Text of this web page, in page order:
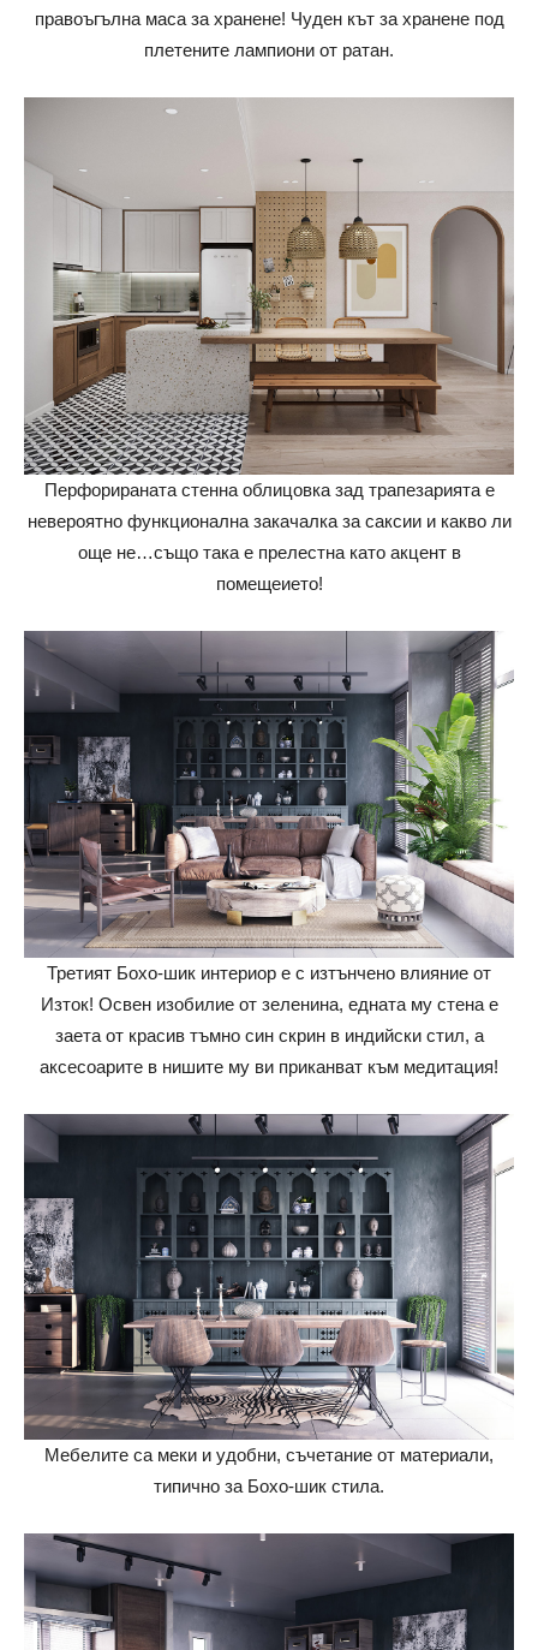
правоъгълна маса за хранене! Чуден кът за хранене под
плетените лампиони от ратан.
Перфорираната стенна облицовка зад трапезарията е
невероятно функционална закачалка за саксии и какво ли
още не…също така е прелестна като акцент в
помещеието!
Третият Бохо-шик интериор е с изтънчено влияние от
Изток! Освен изобилие от зеленина, едната му стена е
заета от красив тъмно син скрин в индийски стил, а
аксесоарите в нишите му ви приканват към медитация!
Мебелите са меки и удобни, съчетание от материали,
типично за Бохо-шик стила.